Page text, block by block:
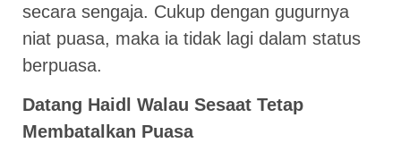
secara sengaja. Cukup dengan gugurnya
niat puasa, maka ia tidak lagi dalam status
berpuasa.
Datang Haidl Walau Sesaat Tetap
Membatalkan Puasa